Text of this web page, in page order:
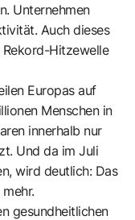
Unternehmen
Auch dieses
Rekord-Hitzewelle
Europas auf
Menschen in
innerhalb nur
Und da im Juli
wird deutlich: Das
gesundheitlichen